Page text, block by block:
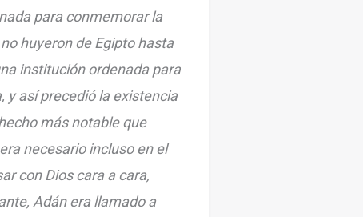
para conmemorar la
huyeron de Egipto hasta
institución ordenada para
y así precedió la existencia
más notable que
necesario incluso en el
con Dios cara a cara,
Adán era llamado a